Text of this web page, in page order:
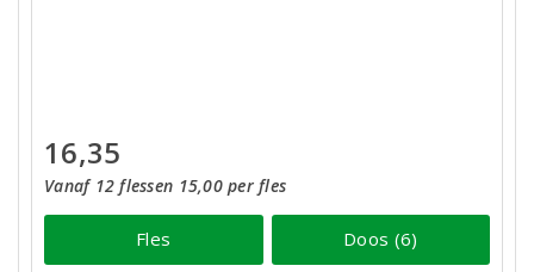
16,35
Vanaf 12 flessen 15,00 per fles
Fles Doos (6)